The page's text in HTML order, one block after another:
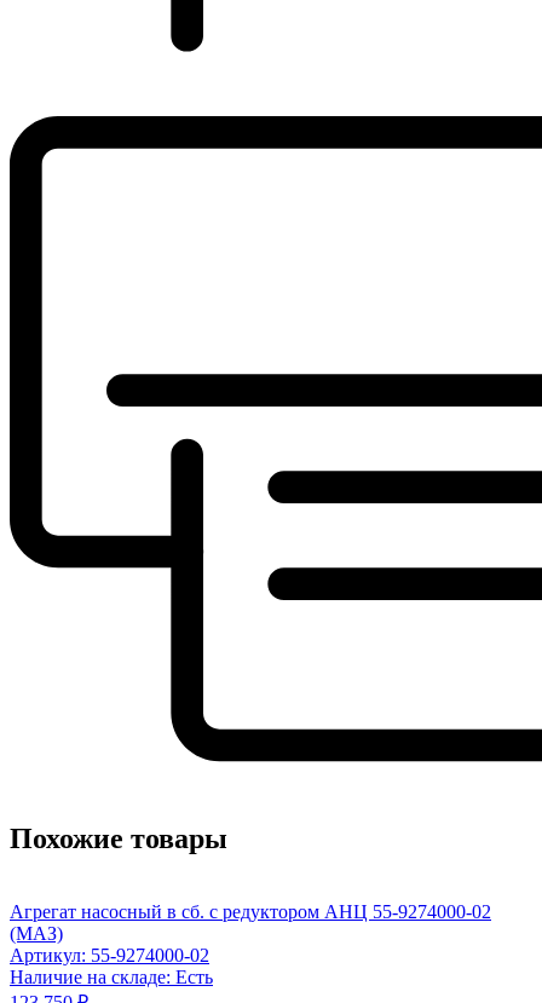
Похожие товары
Агрегат насосный в сб. с редуктором АНЦ 55-9274000-02
(МАЗ)
Артикул: 55-9274000-02
Наличие на складе: Есть